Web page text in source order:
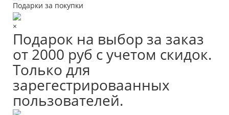
Подарки за покупки
×
Подарок на выбор за заказ
от 2000 руб с учетом скидок.
Только для
зарегестрироваанных
пользователей.